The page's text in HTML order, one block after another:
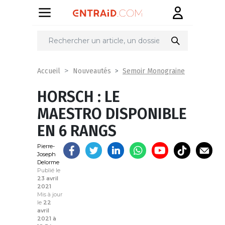
Partager
Accueil Nouveautés Semoir Monograine
HORSCH : LE
MAESTRO DISPONIBLE
EN 6 RANGS
Pierre-
Joseph
Delorme
Publié le
23 avril
2021
Mis à jour
le 22
avril
2021 à